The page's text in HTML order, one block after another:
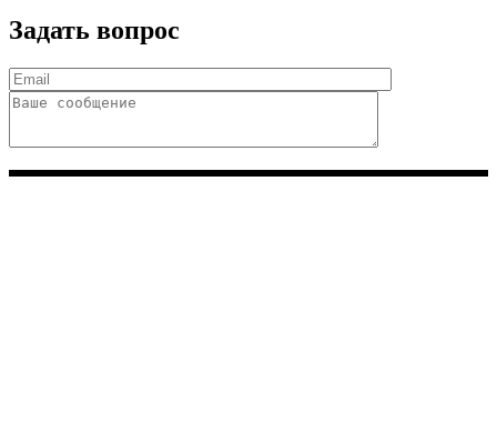
Задать вопрос